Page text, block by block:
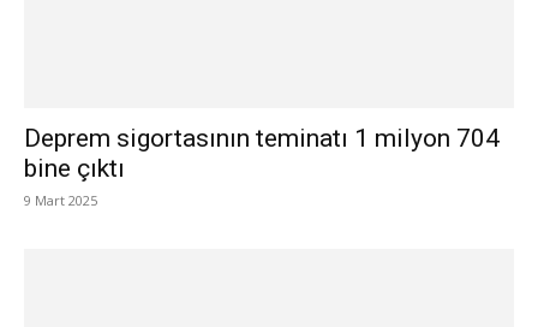
Deprem sigortasının teminatı 1 milyon 704
bine çıktı
9 Mart 2025